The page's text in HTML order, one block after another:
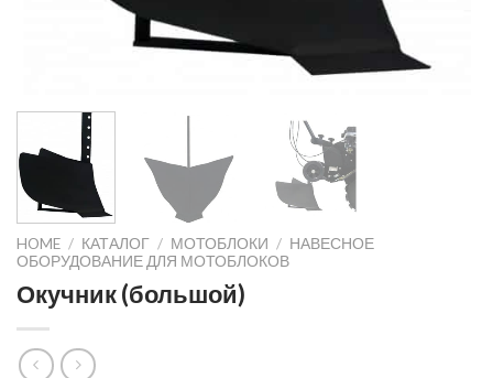
HOME / КАТАЛОГ / МОТОБЛОКИ / НАВЕСНОЕ
ОБОРУДОВАНИЕ ДЛЯ МОТОБЛОКОВ
Окучник (большой)